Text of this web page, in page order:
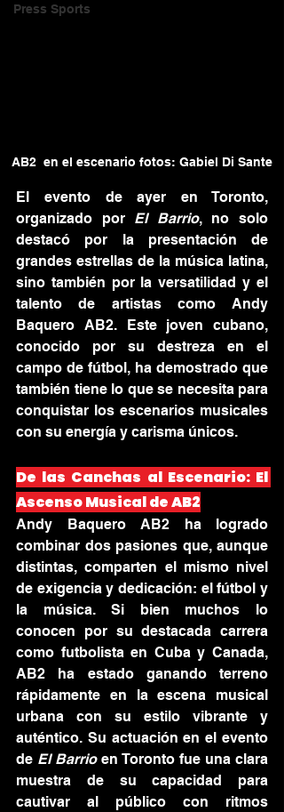
Press Sports
AB2  en el escenario fotos: Gabiel Di Sante
El evento de ayer en Toronto,
organizado por El Barrio, no solo
destacó por la presentación de
grandes estrellas de la música latina,
sino también por la versatilidad y el
talento de artistas como Andy
Baquero AB2. Este joven cubano,
conocido por su destreza en el
campo de fútbol, ha demostrado que
también tiene lo que se necesita para
conquistar los escenarios musicales
con su energía y carisma únicos.
De las Canchas al Escenario: El
Ascenso Musical de AB2
Andy Baquero AB2 ha logrado
combinar dos pasiones que, aunque
distintas, comparten el mismo nivel
de exigencia y dedicación: el fútbol y
la música. Si bien muchos lo
conocen por su destacada carrera
como futbolista en Cuba y Canada,
AB2 ha estado ganando terreno
rápidamente en la escena musical
urbana con su estilo vibrante y
auténtico. Su actuación en el evento
de El Barrio en Toronto fue una clara
muestra de su capacidad para
cautivar al público con ritmos